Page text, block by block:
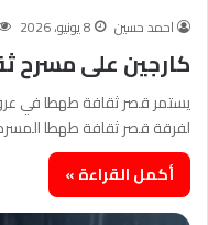
احمد حسين 8 يونيو، 2026
كارجين على مسرح
يستمر قصر ثقافة طهطا في
لفرقة قصر ثقافة طهطا
أكمل القراءة »